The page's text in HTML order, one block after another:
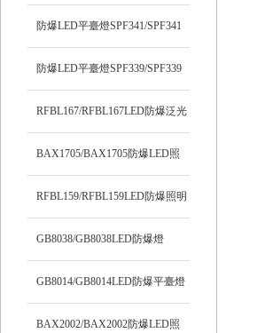
防爆LED平臺燈SPF341/SPF341
防爆LED平臺燈SPF339/SPF339
RFBL167/RFBL167LED防爆泛光
燈
BAX1705/BAX1705防爆LED照
明燈
RFBL159/RFBL159LED防爆照明
燈
GB8038/GB8038LED防爆燈
GB8014/GB8014LED防爆平臺燈
BAX2002/BAX2002防爆LED照